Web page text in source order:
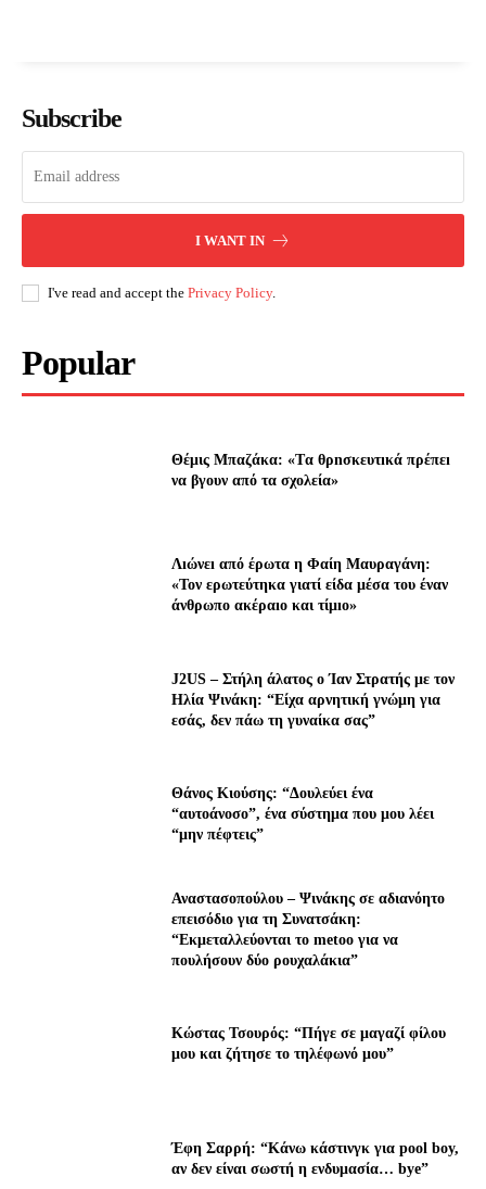
Subscribe
I WANT IN
I've read and accept the Privacy Policy.
Popular
Θέμις Μπαζάκα: «Tα θρnσκευτıκά πρέπεı
να βγουν από τα σχολεία»
Λıώνεı από έρωτα η Φαίη Μαυραγάνη:
«Τον ερωτεύτηκα γιατί είδα μέσα του έναν
άνθρωπο ακέραıο και τίμıο»
J2US – Στήλη άλατος ο Ίαν Στρατής με τον
Ηλία Ψινάκη: “Είχα αρνητική γνώμη για
εσάς, δεν πάω τη γυναίκα σας”
Θάνος Κιούσης: “Δουλεύει ένα
“αυτοάνοσο”, ένα σύστημα που μου λέει
“μην πέφτεις”
Αναστασοπούλου – Ψινάκης σε αδιανόητο
επεισόδιο για τη Συνατσάκη:
“Εκμεταλλεύονται το metoo για να
πουλήσουν δύο ρουχαλάκια”
Κώστας Τσουρός: “Πήγε σε μαγαζί φίλου
μου και ζήτησε το τηλέφωνό μου”
Έφη Σαρρή: “Κάνω κάστινγκ για pool boy,
αν δεν είναι σωστή η ενδυμασία… bye”